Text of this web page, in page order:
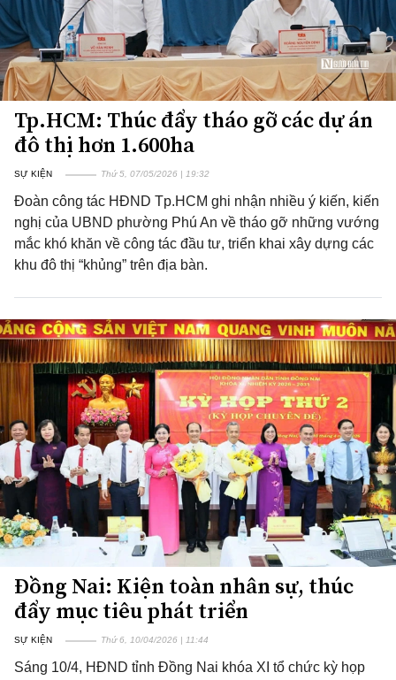
Tp.HCM: Thúc đẩy tháo gỡ các dự án
đô thị hơn 1.600ha
SỰ KIỆN Thứ 5, 07/05/2026 | 19:32
Đoàn công tác HĐND Tp.HCM ghi nhận nhiều ý kiến, kiến
nghị của UBND phường Phú An về tháo gỡ những vướng
mắc khó khăn về công tác đầu tư, triển khai xây dựng các
khu đô thị “khủng” trên địa bàn.
Đồng Nai: Kiện toàn nhân sự, thúc
đẩy mục tiêu phát triển
SỰ KIỆN Thứ 6, 10/04/2026 | 11:44
Sáng 10/4, HĐND tỉnh Đồng Nai khóa XI tổ chức kỳ họp